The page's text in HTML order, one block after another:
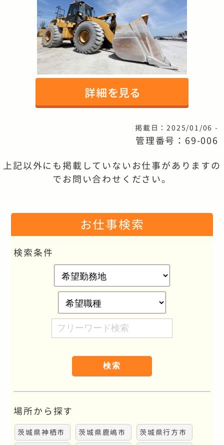
掲載日：2025/01/06 -
管理番号：69-006
上記以外にも掲載していないお仕事がありますの
でお問い合わせください。
お仕事検索
検索条件
希
望
務
地
希
望
職
種
フ
リ
ド
検
索
場所から探す
茨城県神栖市 茨城県鹿嶋市
茨城県行方市